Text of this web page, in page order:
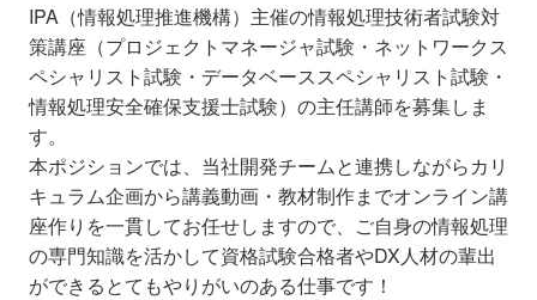
IPA（情報処理推進機構）主催の情報処理技術者試験対
策講座（プロジェクトマネージャ試験・ネットワークス
ペシャリスト試験・データベーススペシャリスト試験 ・
情報処理安全確保支援士試験）の主任講師を募集しま
す。
本ポジションでは、当社開発チームと連携しながらカリ
キュラム企画から講義動画・教材制作までオンライン講
座作りを一貫してお任せしますので、ご自身の情報処理
の専門知識を活かして資格試験合格者やDX人材の輩出
ができるとてもやりがいのある仕事です！